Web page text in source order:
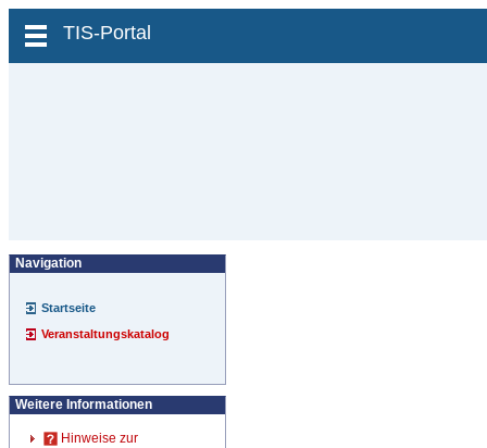
zum Inhalt wechseln
TIS-Portal
Navigation
Startseite
Veranstaltungskatalog
Weitere Informationen
Hinweise zur